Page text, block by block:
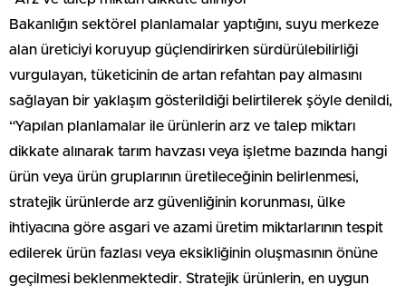
Bakanlığın sektörel planlamalar yaptığını, suyu merkeze
alan üreticiyi koruyup güçlendirirken sürdürülebilirliği
vurgulayan, tüketicinin de artan refahtan pay almasını
sağlayan bir yaklaşım gösterildiği belirtilerek şöyle denildi,
“Yapılan planlamalar ile ürünlerin arz ve talep miktarı
dikkate alınarak tarım havzası veya işletme bazında hangi
ürün veya ürün gruplarının üretileceğinin belirlenmesi,
stratejik ürünlerde arz güvenliğinin korunması, ülke
ihtiyacına göre asgari ve azami üretim miktarlarının tespit
edilerek ürün fazlası veya eksikliğinin oluşmasının önüne
geçilmesi beklenmektedir. Stratejik ürünlerin, en uygun